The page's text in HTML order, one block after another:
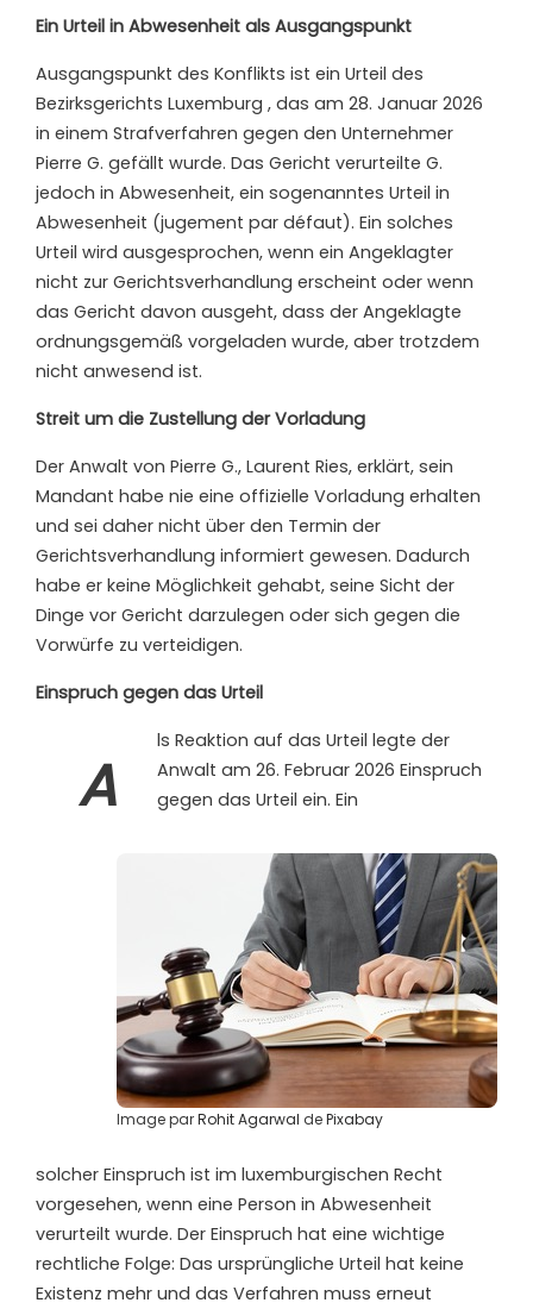
Ein Urteil in Abwesenheit als Ausgangspunkt
Ausgangspunkt des Konflikts ist ein Urteil des
Bezirksgerichts Luxemburg , das am 28. Januar 2026
in einem Strafverfahren gegen den Unternehmer
Pierre G. gefällt wurde. Das Gericht verurteilte G.
jedoch in Abwesenheit, ein sogenanntes Urteil in
Abwesenheit (jugement par défaut). Ein solches
Urteil wird ausgesprochen, wenn ein Angeklagter
nicht zur Gerichtsverhandlung erscheint oder wenn
das Gericht davon ausgeht, dass der Angeklagte
ordnungsgemäß vorgeladen wurde, aber trotzdem
nicht anwesend ist.
Streit um die Zustellung der Vorladung
Der Anwalt von Pierre G., Laurent Ries, erklärt, sein
Mandant habe nie eine offizielle Vorladung erhalten
und sei daher nicht über den Termin der
Gerichtsverhandlung informiert gewesen. Dadurch
habe er keine Möglichkeit gehabt, seine Sicht der
Dinge vor Gericht darzulegen oder sich gegen die
Vorwürfe zu verteidigen.
Einspruch gegen das Urteil
A
ls Reaktion auf das Urteil legte der
Anwalt am 26. Februar 2026 Einspruch
gegen das Urteil ein. Ein
Image parRohit Agarwal dePixabay
solcher Einspruch ist im luxemburgischen Recht
vorgesehen, wenn eine Person in Abwesenheit
verurteilt wurde. Der Einspruch hat eine wichtige
rechtliche Folge: Das ursprüngliche Urteil hat keine
Existenz mehr und das Verfahren muss erneut